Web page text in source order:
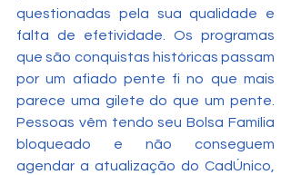
questionadas pela sua qualidade e
falta de efetividade. Os programas
que são conquistas históricas passam
por um afiado pente fi no que mais
parece uma gilete do que um pente.
Pessoas vêm tendo seu Bolsa Família
bloqueado e não conseguem
agendar a atualização do CadÚnico,